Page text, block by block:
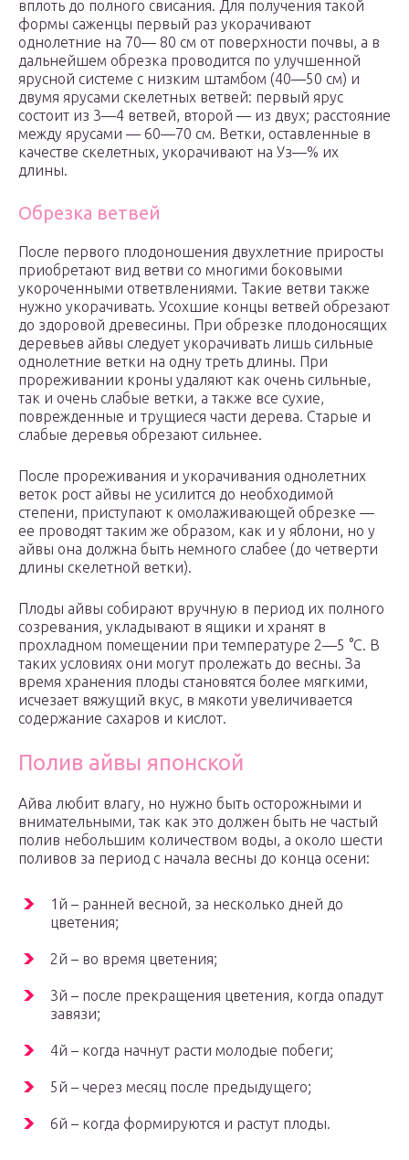
вплоть до полного свисания. Для получения такой
формы саженцы первый раз укорачивают
однолетние на 70— 80 см от поверхности почвы, а в
дальнейшем обрезка проводится по улучшенной
ярусной системе с низким штамбом (40—50 см) и
двумя ярусами скелетных ветвей: первый ярус
состоит из 3—4 ветвей, второй — из двух; расстояние
между ярусами — 60—70 см. Ветки, оставленные в
качестве скелетных, укорачивают на Уз—% их
длины.
Обрезка ветвей
После первого плодоношения двухлетние приросты
приобретают вид ветви со многими боковыми
укороченными ответвлениями. Такие ветви также
нужно укорачивать. Усохшие концы ветвей обрезают
до здоровой древесины. При обрезке плодоносящих
деревьев айвы следует укорачивать лишь сильные
однолетние ветки на одну треть длины. При
прореживании кроны удаляют как очень сильные,
так и очень слабые ветки, а также все сухие,
поврежденные и трущиеся части дерева. Старые и
слабые деревья обрезают сильнее.
После прореживания и укорачивания однолетних
веток рост айвы не усилится до необходимой
степени, приступают к омолаживающей обрезке —
ее проводят таким же образом, как и у яблони, но у
айвы она должна быть немного слабее (до четверти
длины скелетной ветки).
Плоды айвы собирают вручную в период их полного
созревания, укладывают в ящики и хранят в
прохладном помещении при температуре 2—5 °С. В
таких условиях они могут пролежать до весны. За
время хранения плоды становятся более мягкими,
исчезает вяжущий вкус, в мякоти увеличивается
содержание сахаров и кислот.
Полив айвы японской
Айва любит влагу, но нужно быть осторожными и
внимательными, так как это должен быть не частый
полив небольшим количеством воды, а около шести
поливов за период с начала весны до конца осени:
1й – ранней весной, за несколько дней до
цветения;
2й – во время цветения;
3й – после прекращения цветения, когда опадут
завязи;
4й – когда начнут расти молодые побеги;
5й – через месяц после предыдущего;
6й – когда формируются и растут плоды.